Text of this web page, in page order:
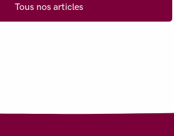
Tous nos articles